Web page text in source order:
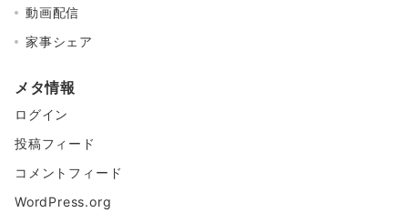
動画配信
家事シェア
メタ情報
ログイン
投稿フィード
コメントフィード
WordPress.org